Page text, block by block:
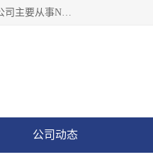
湖州恩斯凯工业技术有限公司位于湖州长兴，公司作为机械零部件以及多个品牌工业零配件专业集成供应商。本公司主要从事NSK进口轴承、SKF进口轴承、FAG进口轴承、NTN进口轴承、国产轴承：ZWZ、HRB、C&U轴承外球面轴承、导轨、丝杠、滑块、 润滑油、工业皮带及其他工业零部件的销售.
公司动态